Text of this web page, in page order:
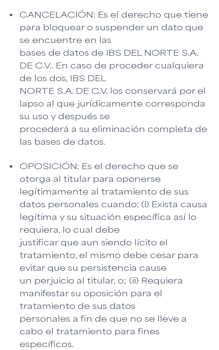
CANCELACIÓN: Es el derecho que tiene
para bloquear o suspender un dato que
se encuentre en las
bases de datos de IBS DEL NORTE S.A.
DE C.V.. En caso de proceder cualquiera
de los dos, IBS DEL
NORTE S.A. DE C.V. los conservará por el
lapso al que jurídicamente corresponda
su uso y después se
procederá a su eliminación completa de
las bases de datos.
OPOSICIÓN: Es el derecho que se
otorga al titular para oponerse
legítimamente al tratamiento de sus
datos personales cuando: (i) Exista causa
legítima y su situación específica así lo
requiera, lo cual debe
justificar que aun siendo lícito el
tratamiento, el mismo debe cesar para
evitar que su persistencia cause
un perjuicio al titular, o; (ii) Requiera
manifestar su oposición para el
tratamiento de sus datos
personales a fin de que no se lleve a
cabo el tratamiento para fines
específicos.